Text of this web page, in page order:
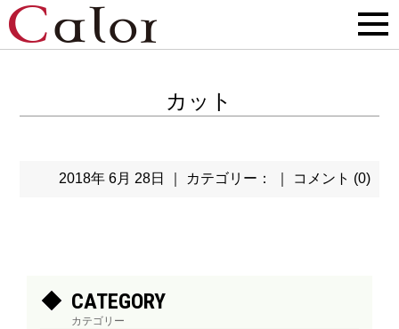
カット
2018年 6月 28日 ｜ カテゴリー： ｜ コメント (0)
CATEGORY
カテゴリー